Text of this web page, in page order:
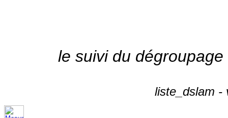
le suivi du
liste_dslam -